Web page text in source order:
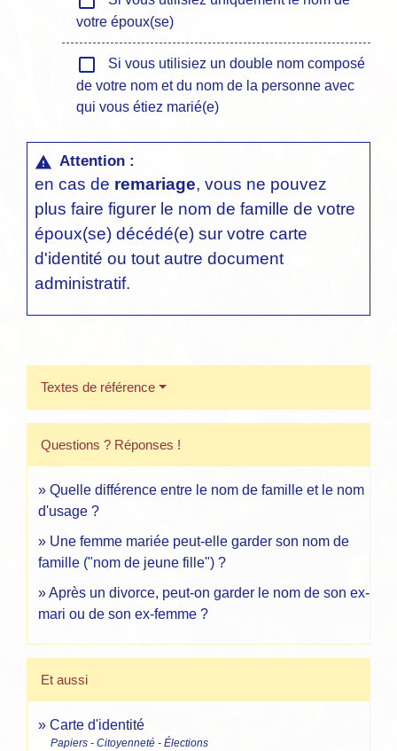
votre époux(se)
check_box_outline_blank
Si vous utilisiez un double nom composé
de votre nom et du nom de la personne avec
qui vous étiez marié(e)
warning Attention :
en cas de remariage, vous ne pouvez
plus faire figurer le nom de famille de votre
époux(se) décédé(e) sur votre carte
d'identité ou tout autre document
administratif.
Textes de référence
Questions ? Réponses !
Quelle différence entre le nom de famille et le nom
d'usage ?
Une femme mariée peut-elle garder son nom de
famille ("nom de jeune fille") ?
Après un divorce, peut-on garder le nom de son ex-
mari ou de son ex-femme ?
Et aussi
Carte d'identité
Papiers - Citoyenneté - Élections